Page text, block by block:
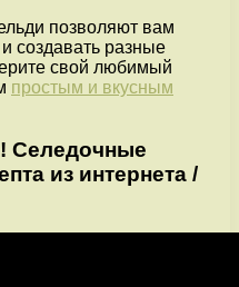
позволяют вам
создавать разные
свой любимый
простым и вкусным
Селедочные
из интернета /